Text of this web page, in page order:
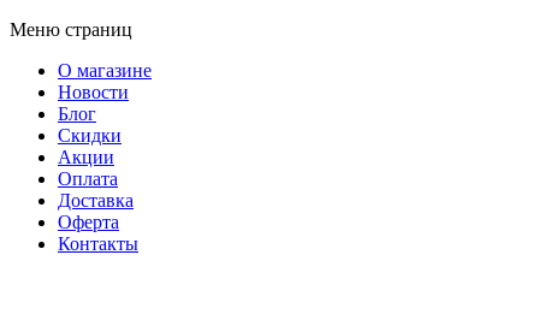
Меню страниц
О магазине
Новости
Блог
Скидки
Акции
Оплата
Доставка
Оферта
Контакты